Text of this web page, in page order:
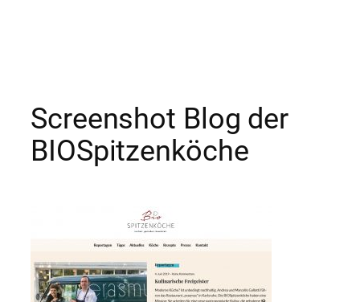
Screenshot Blog der
BIOSpitzenköche